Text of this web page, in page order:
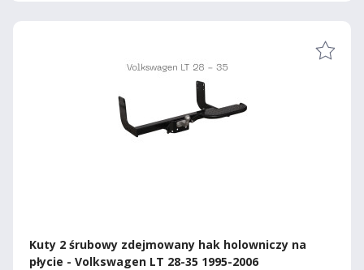
Kuty 2 śrubowy zdejmowany hak holowniczy na
płycie - Volkswagen LT 28-35 1995-2006